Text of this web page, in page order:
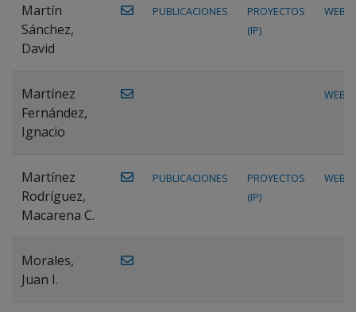
Martín
Sánchez,
David
PUBLICACIONES
PROYECTOS
(IP)
WEB
Martínez
Fernández,
Ignacio
WEB
Martínez
Rodríguez,
Macarena C.
PUBLICACIONES
PROYECTOS
(IP)
WEB
Morales,
Juan I.